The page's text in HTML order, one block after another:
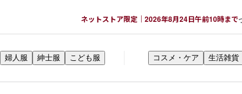
ネットストア限定｜2026年8月24日午前10時まで
婦人服 紳士服 こども服 コスメ・ケア 生活雑貨